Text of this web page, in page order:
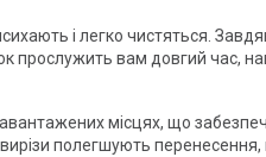
і легко чистяться.
вам довгий час,
місцях, що
полегшують